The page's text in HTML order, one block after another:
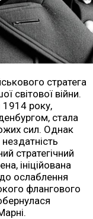
стратега
світової війни.
1914 року,
стала
сил. Однак
стратегічний
ініційована
ослаблення
флангового